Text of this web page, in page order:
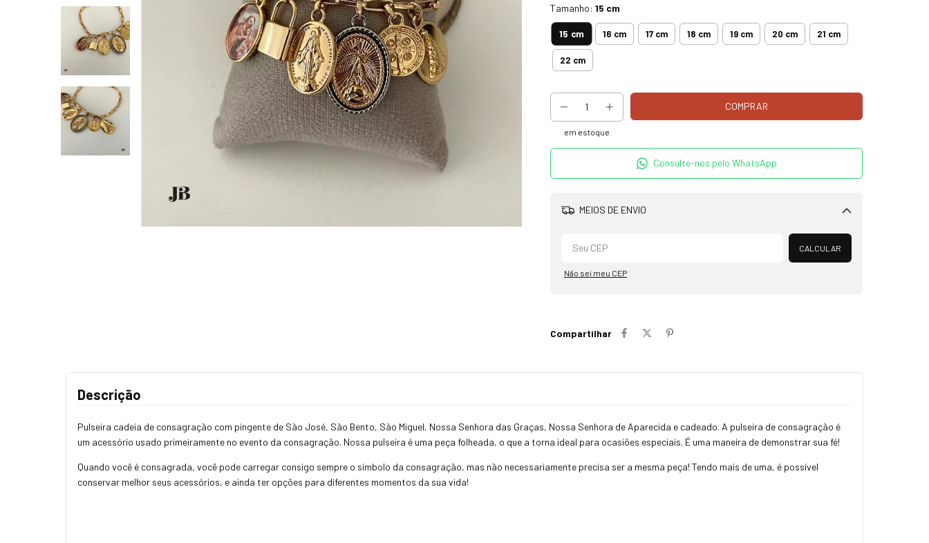
Tamanho: 15 cm
15 cm 16 cm 17 cm 18 cm 19 cm 20 cm 21 cm
22 cm
em estoque
Consulte-nos pelo WhatsApp
MEIOS DE ENVIO
Alterar CEP
CALCULAR
Não sei meu CEP
Compartilhar
Descrição
Pulseira cadeia de consagração com pingente de São José, São Bento, São Miguel, Nossa Senhora das Graças, Nossa Senhora de Aparecida e cadeado. A pulseira de consagração é
um acessório usado primeiramente no evento da consagração. Nossa pulseira é uma peça folheada, o que a torna ideal para ocasiões especiais. É uma maneira de demonstrar sua fé!
Quando você é consagrada, você pode carregar consigo sempre o símbolo da consagração, mas não necessariamente precisa ser a mesma peça! Tendo mais de uma, é possível
conservar melhor seus acessórios, e ainda ter opções para diferentes momentos da sua vida!